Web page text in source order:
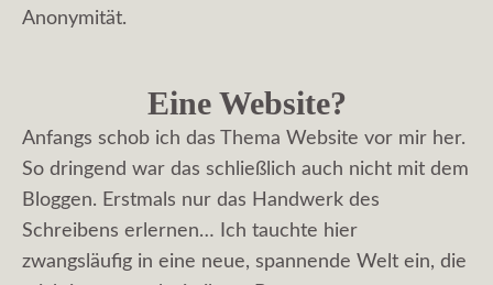
Anonymität.
Eine Website?
Anfangs schob ich das Thema Website vor mir her.
So dringend war das schließlich auch nicht mit dem
Bloggen. Erstmals nur das Handwerk des
Schreibens erlernen… Ich tauchte hier
zwangsläufig in eine neue, spannende Welt ein, die